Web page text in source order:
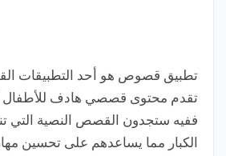
تطبيق قصوص هو أحد التطبيقات
تقدم محتوى قصصي هادف للأطفال
ففيه ستجدون القصص النصية التي
الكبار مما يساعدهم على تحسين